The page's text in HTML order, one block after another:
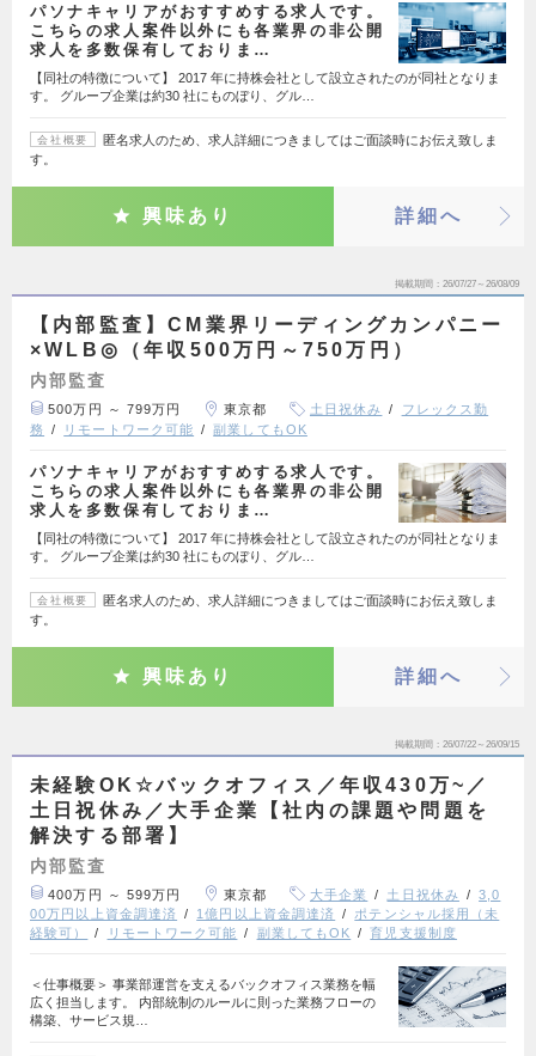
パソナキャリアがおすすめする求人です。
こちらの求人案件以外にも各業界の非公開
求人を多数保有しておりま…
【同社の特徴について】 2017 年に持株会社として設立されたのが同社となりま
す。 グループ企業は約30 社にものぼり、グル…
会社概要
匿名求人のため、求人詳細につきましてはご面談時にお伝え致しま
す。
興味あり 詳細へ
掲載期間 26/07/27～26/08/09
【内部監査】CM業界リーディングカンパニー
×WLB◎（年収500万円～750万円）
内部監査
500万円 ～ 799万円 東京都 土日祝休み
フレックス勤
務
リモートワーク可能 副業してもOK
パソナキャリアがおすすめする求人です。
こちらの求人案件以外にも各業界の非公開
求人を多数保有しておりま…
【同社の特徴について】 2017 年に持株会社として設立されたのが同社となりま
す。 グループ企業は約30 社にものぼり、グル…
会社概要
匿名求人のため、求人詳細につきましてはご面談時にお伝え致しま
す。
興味あり 詳細へ
掲載期間 26/07/22～26/09/15
未経験OK☆バックオフィス／年収430万~／
土日祝休み／大手企業【社内の課題や問題を
解決する部署】
内部監査
400万円 ～ 599万円 東京都 大手企業 土日祝休み
3,0
00万円以上資金調達済
1億円以上資金調達済
ポテンシャル採用（未
経験可）
リモートワーク可能 副業してもOK 育児支援制度
＜仕事概要＞ 事業部運営を支えるバックオフィス業務を幅
広く担当します。 内部統制のルールに則った業務フローの
構築、サービス規…